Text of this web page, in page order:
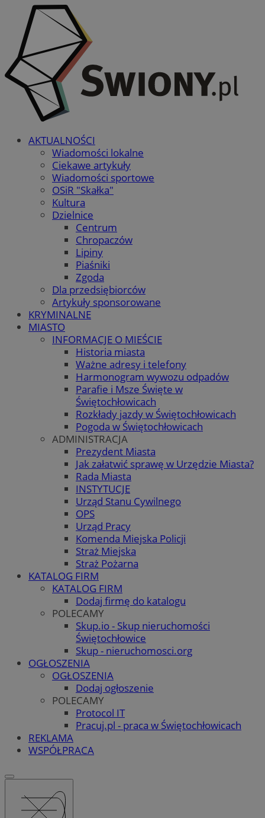
AKTUALNOŚCI
Wiadomości lokalne
Ciekawe artykuły
Wiadomości sportowe
OSiR "Skałka"
Kultura
Dzielnice
Centrum
Chropaczów
Lipiny
Piaśniki
Zgoda
Dla przedsiębiorców
Artykuły sponsorowane
KRYMINALNE
MIASTO
INFORMACJE O MIEŚCIE
Historia miasta
Ważne adresy i telefony
Harmonogram wywozu odpadów
Parafie i Msze Święte w
Świętochłowicach
Rozkłady jazdy w Świętochłowicach
Pogoda w Świętochłowicach
ADMINISTRACJA
Prezydent Miasta
Jak załatwić sprawę w Urzędzie Miasta?
Rada Miasta
INSTYTUCJE
Urząd Stanu Cywilnego
OPS
Urząd Pracy
Komenda Miejska Policji
Straż Miejska
Straż Pożarna
KATALOG FIRM
KATALOG FIRM
Dodaj firmę do katalogu
POLECAMY
Skup.io - Skup nieruchomości
Świętochłowice
Skup - nieruchomosci.org
OGŁOSZENIA
OGŁOSZENIA
Dodaj ogłoszenie
POLECAMY
Protocol IT
Pracuj.pl - praca w Świętochłowicach
REKLAMA
WSPÓŁPRACA